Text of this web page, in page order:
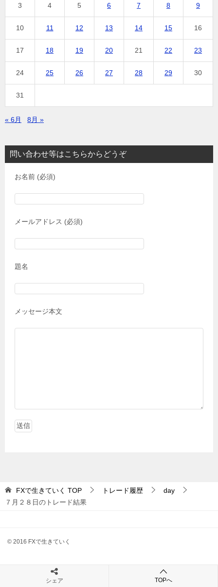
3 4 5 6 7 8 9
10 11 12 13 14 15 16
17 18 19 20 21 22 23
24 25 26 27 28 29 30
31
« 6月 8月 »
問い合わせ等はこちらからどうぞ
お名前 (必須)
メールアドレス (必須)
題名
メッセージ本文
FXで生きていく TOP トレード履歴
day
７月２８日のトレード結果
© 2016 FXで生きていく
シェア TOPへ